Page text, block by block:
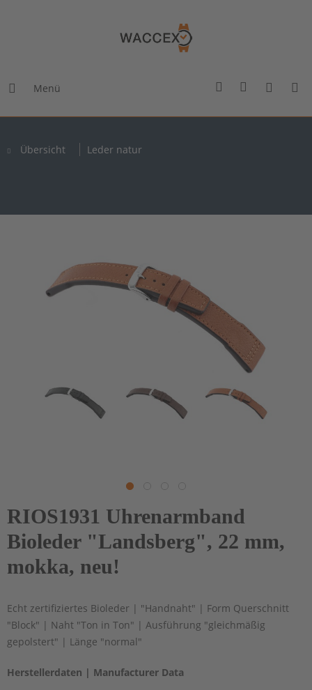
Menü
Übersicht Leder natur
RIOS1931 Uhrenarmband
Bioleder "Landsberg", 22 mm,
mokka, neu!
Echt zertifiziertes Bioleder | "Handnaht" | Form Querschnitt
"Block" | Naht "Ton in Ton" | Ausführung "gleichmäßig
gepolstert" | Länge "normal"
Herstellerdaten | Manufacturer Data